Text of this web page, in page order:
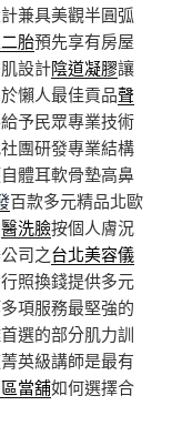
兼具美觀半圓弧
胎預先享有房屋
設計陰道凝膠讓
懶人最佳貢品聲
予民眾專業技術
團研發專業結構
體耳軟骨墊高鼻
百款多元精品北歐
醫洗臉按個人膚況
司之台北美容儀
照換錢提供多元
項服務最堅強的
選的部分肌力訓
英級講師是最有
當舖如何選擇合